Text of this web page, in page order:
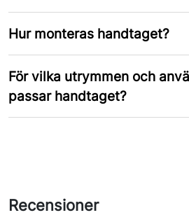
Hur monteras handtaget?
För vilka utrymmen och
passar handtaget?
Recensioner